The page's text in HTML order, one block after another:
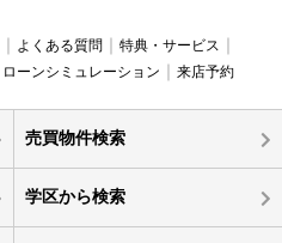
よくある質問
特典・サービス
ローンシミュレーション 来店予約
売買物件検索
学区から検索